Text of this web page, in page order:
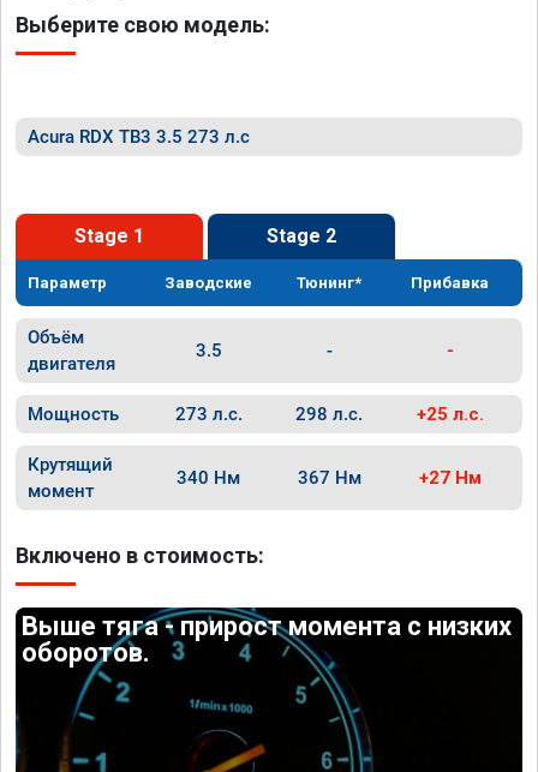
Выберите свою модель:
Acura RDX TB3 3.5 273 л.с
Stage 1 Stage 2
Параметр Заводские Тюнинг* Прибавка
Объём
двигателя
3.5 - -
Мощность 273 л.с. 298 л.с. +25 л.с.
Крутящий
момент
340 Нм 367 Нм +27 Нм
Включено в стоимость:
Выше тяга - прирост момента с низких
оборотов.